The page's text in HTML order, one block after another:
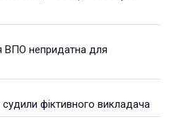
ВПО непридатна для
фіктивного викладача